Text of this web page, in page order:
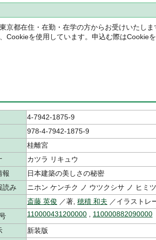
京都在住・在勤・在学の方からお受けいたしま
Cookieを使用しています。申込む際はCookie
4-7942-1875-9
978-4-7942-1875-9
桂離宮
カツラ リキュウ
報
日本建築の美しさの秘密
読み
ニホン ケンチク ノ ウツクシサ ノ ヒミツ
斎藤 英俊 ／著, 穂積 和夫 ／イラストレ
110000431200000 110000882090000
新装版